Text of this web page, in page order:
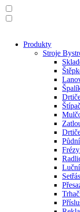
Produkty
Stroje